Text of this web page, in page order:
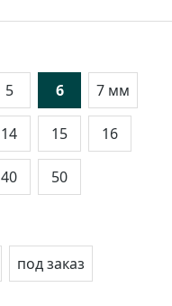
5 6 7 мм
14 15 16
40 50
под заказ